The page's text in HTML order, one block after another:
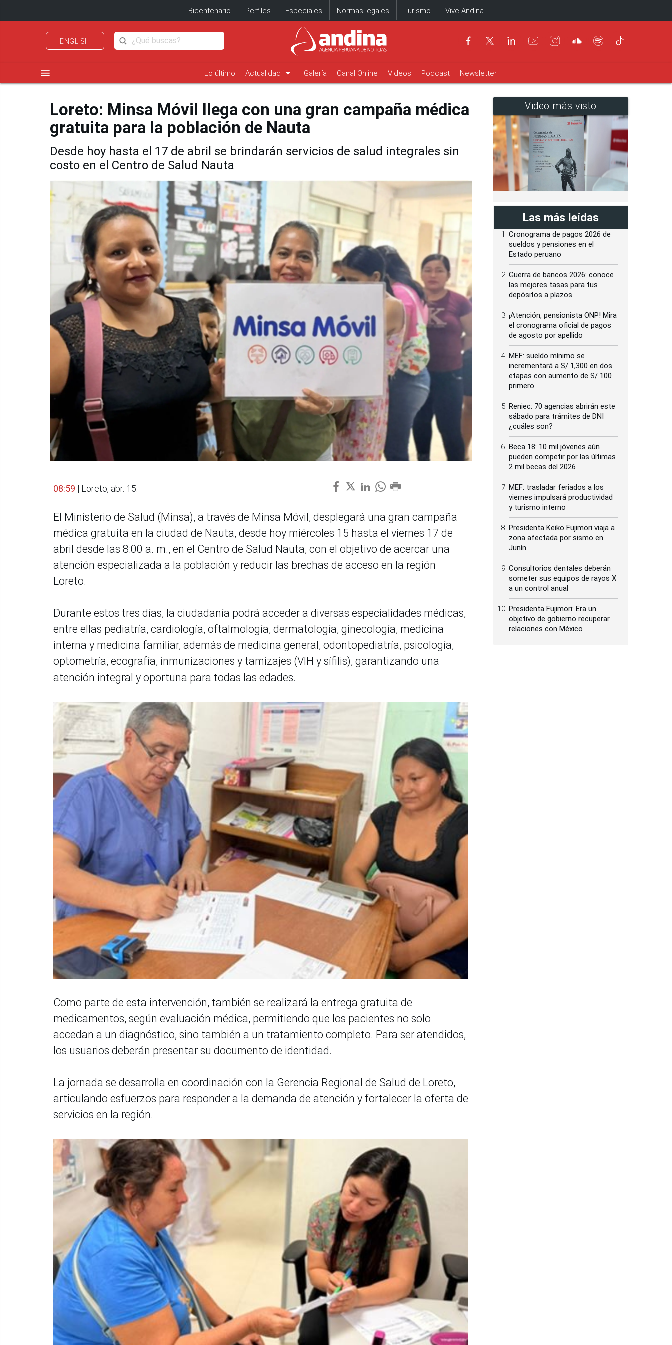
Bicentenario Perfiles Especiales Normas legales Turismo Vive Andina
ENGLISH
menu Lo último Actualidad arrow_drop_down Galería Canal Online Videos Podcast Newsletter
Loreto: Minsa Móvil llega con una gran campaña médica
gratuita para la población de Nauta
Desde hoy hasta el 17 de abril se brindarán servicios de salud integrales sin
costo en el Centro de Salud Nauta
08:59 | Loreto, abr. 15.
El Ministerio de Salud (Minsa), a través de Minsa Móvil, desplegará una gran campaña
médica gratuita en la ciudad de Nauta, desde hoy miércoles 15 hasta el viernes 17 de
abril desde las 8:00 a. m., en el Centro de Salud Nauta, con el objetivo de acercar una
atención especializada a la población y reducir las brechas de acceso en la región
Loreto.
Durante estos tres días, la ciudadanía podrá acceder a diversas especialidades médicas,
entre ellas pediatría, cardiología, oftalmología, dermatología, ginecología, medicina
interna y medicina familiar, además de medicina general, odontopediatría, psicología,
optometría, ecografía, inmunizaciones y tamizajes (VIH y sífilis), garantizando una
atención integral y oportuna para todas las edades.
Como parte de esta intervención, también se realizará la entrega gratuita de
medicamentos, según evaluación médica, permitiendo que los pacientes no solo
accedan a un diagnóstico, sino también a un tratamiento completo. Para ser atendidos,
los usuarios deberán presentar su documento de identidad.
La jornada se desarrolla en coordinación con la Gerencia Regional de Salud de Loreto,
articulando esfuerzos para responder a la demanda de atención y fortalecer la oferta de
servicios en la región.
Video más visto
Las más leídas
Cronograma de pagos 2026 de
sueldos y pensiones en el
Estado peruano
Guerra de bancos 2026: conoce
las mejores tasas para tus
depósitos a plazos
¡Atención, pensionista ONP! Mira
el cronograma oficial de pagos
de agosto por apellido
MEF: sueldo mínimo se
incrementará a S/ 1,300 en dos
etapas con aumento de S/ 100
primero
Reniec: 70 agencias abrirán este
sábado para trámites de DNI
¿cuáles son?
Beca 18: 10 mil jóvenes aún
pueden competir por las últimas
2 mil becas del 2026
MEF: trasladar feriados a los
viernes impulsará productividad
y turismo interno
Presidenta Keiko Fujimori viaja a
zona afectada por sismo en
Junín
Consultorios dentales deberán
someter sus equipos de rayos X
a un control anual
Presidenta Fujimori: Era un
objetivo de gobierno recuperar
relaciones con México